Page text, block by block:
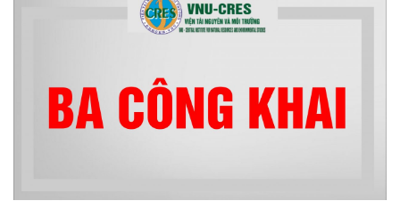
ngành Môi trường và phát triển
bền vững đợt 1 năm 2026
The International Conference